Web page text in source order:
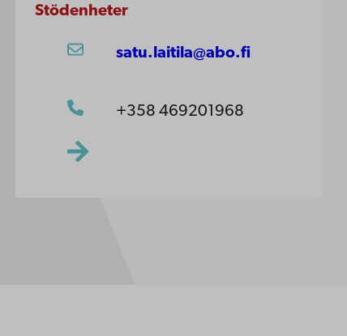
Stödenheter
satu.laitila@abo.fi
+358 469201968